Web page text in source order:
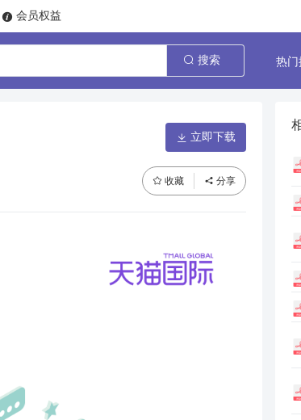
会员权益
搜索 热
立即下载
收藏 分享